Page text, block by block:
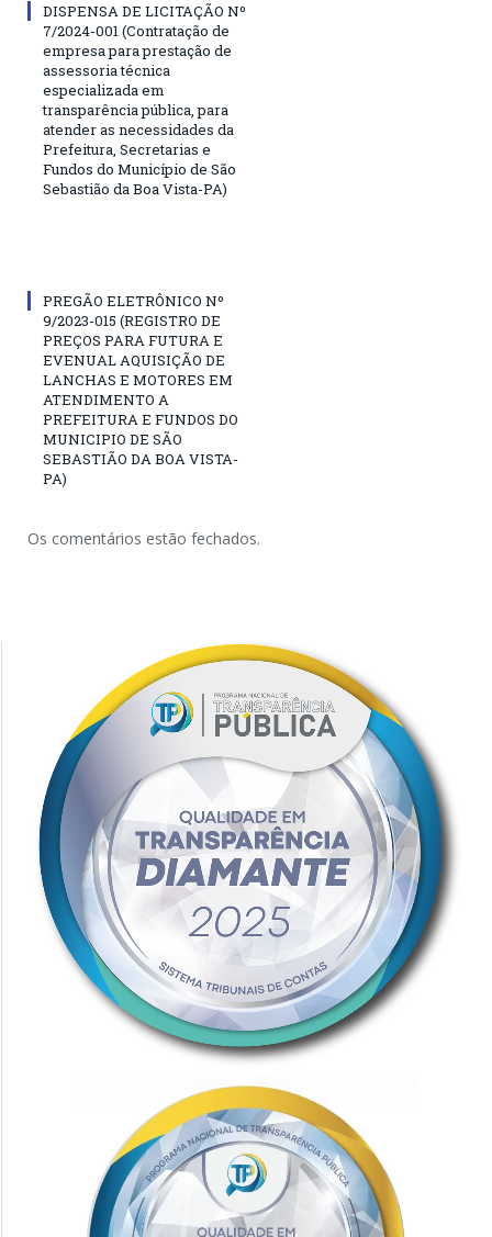
DISPENSA DE LICITAÇÃO Nº
7/2024-001 (Contratação de
empresa para prestação de
assessoria técnica
especializada em
transparência pública, para
atender as necessidades da
Prefeitura, Secretarias e
Fundos do Município de São
Sebastião da Boa Vista-PA)
PREGÃO ELETRÔNICO Nº
9/2023-015 (REGISTRO DE
PREÇOS PARA FUTURA E
EVENUAL AQUISIÇÃO DE
LANCHAS E MOTORES EM
ATENDIMENTO A
PREFEITURA E FUNDOS DO
MUNICIPIO DE SÃO
SEBASTIÃO DA BOA VISTA-
PA)
Os comentários estão fechados.